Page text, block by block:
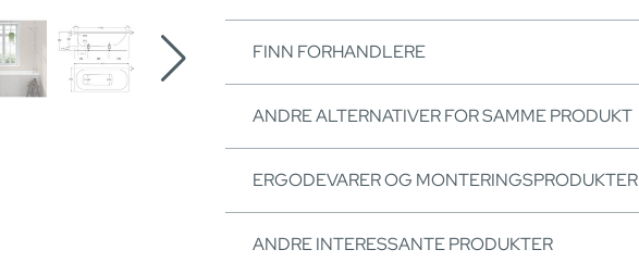
FINN FORHANDLERE
ANDRE ALTERNATIVER FOR SAMME PRODUKT
ERGODEVARER OG MONTERINGSPRODUKTER
ANDRE INTERESSANTE PRODUKTER